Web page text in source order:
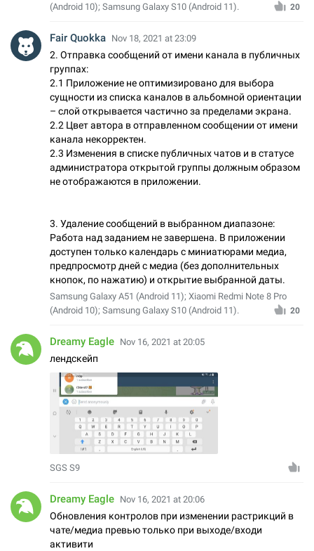
(Android 10); Samsung Galaxy S10 (Android 11).
20
Fair Quokka Nov 18, 2021 at 23:09
2. Отправка сообщений от имени канала в публичных
группах:
2.1 Приложение не оптимизировано для выбора
сущности из списка каналов в альбомной ориентации
– слой открывается частично за пределами экрана.
2.2 Цвет автора в отправленном сообщении от имени
канала некорректен.
2.3 Изменения в списке публичных чатов и в статусе
администратора открытой группы должным образом
не отображаются в приложении.
3. Удаление сообщений в выбранном диапазоне:
Работа над заданием не завершена. В приложении
доступен только календарь с миниатюрами медиа,
предпросмотр дней с медиа (без дополнительных
кнопок, по нажатию) и открытие выбранной даты.
Samsung Galaxy A51 (Android 11); Xiaomi Redmi Note 8 Pro
(Android 10); Samsung Galaxy S10 (Android 11).
20
Dreamy Eagle Nov 16, 2021 at 20:05
лендскейп
SGS S9
Dreamy Eagle Nov 16, 2021 at 20:06
Обновления контролов при изменении растрикций в
чате/медиа превью только при выходе/входи
активити